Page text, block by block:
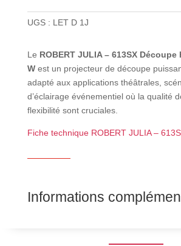
UGS : LET D 1J
Le ROBERT JULIA – 613SX Découpe
West un projecteur de découpe
adapté aux applications théâtrales,
d’éclairage événementiel où la qualité
flexibilité sont cruciales.
Fiche technique ROBERT JULIA –
Informations